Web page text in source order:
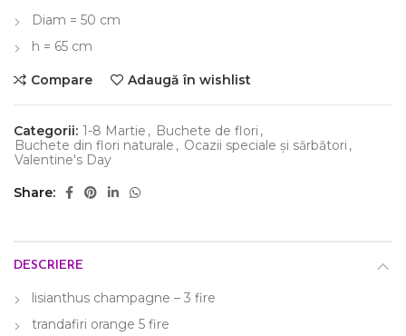
Diam = 50 cm
h = 65 cm
Compare Adaugă în wishlist
Categorii: 1-8 Martie , Buchete de flori ,
Buchete din flori naturale , Ocazii speciale și sărbători ,
Valentine's Day
Share
DESCRIERE
lisianthus champagne – 3 fire
trandafiri orange 5 fire